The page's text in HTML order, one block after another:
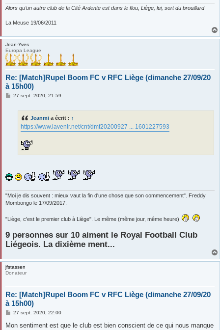
Alors qu’un autre club de la Cité Ardente est dans le flou, Liège, lui, sort du brouillard
La Meuse 19/06/2011
Jean-Yves
Europa League
Re: [Match]Rupel Boom FC v RFC Liège (dimanche 27/09/20
à 15h00)
M27 sept. 2020, 21:59
Jeanmi a écrit : ↑
https://www.lavenir.net/cnt/dmf20200927 ... 1601227593
"Moi je dis souvent : mieux vaut la fin d'une chose que son commencement". Freddy
Mombongo le 17/09/2017.
"Liège, c'est le premier club à Liège". Le même (même jour, même heure)
9 personnes sur 10 aiment le Royal Football Club
Liégeois. La dixième ment...
jfstassen
Donateur
Re: [Match]Rupel Boom FC v RFC Liège (dimanche 27/09/20
à 15h00)
M
s
27 sept. 2020, 22:00
Mon sentiment est que le club est bien conscient de ce qui nous manque